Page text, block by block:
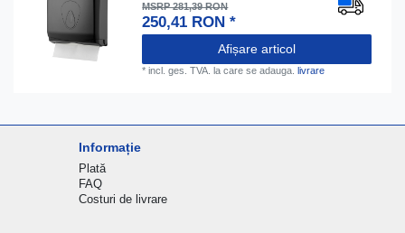
MSRP 281,39 RON
250,41 RON *
Afișare articol
*incl. ges. TVA. la care se adauga.livrare
Informație
Plată
FAQ
Costuri de livrare